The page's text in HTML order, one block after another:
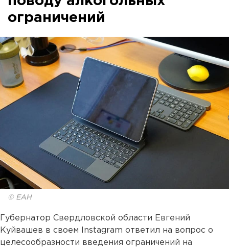
ограничений
© ЕАН
Губернатор Свердловской области Евгений
Куйвашев в своем Instagram ответил на вопрос о
целесообразности введения ограничений на